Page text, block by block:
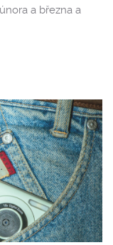
a března a